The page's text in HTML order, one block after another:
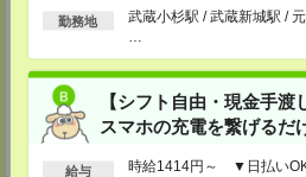
以上
勤務地
武蔵小杉駅 / 武蔵新城駅 /
【シフト自由・現金手
スマホの充電を繋げるだ
給与
時給1414円～ ▼日払い
宇都宮支店
〒320-0033 栃木県宇都宮市本町4-15 宇都宮
TEL：0120-965-487
担当：採用担当
藤沢支店
神奈川県藤沢市鵠沼石上1－5－4 ISM藤沢
担当：採用担当